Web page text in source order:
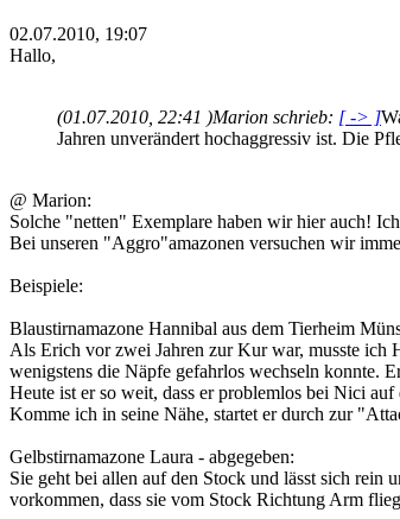
02.07.2010, 19:07
Hallo,
(01.07.2010, 22:41 )Marion schrieb: [ -> ]
Jahren unverändert hochaggressiv ist. Die
@ Marion:
Solche "netten" Exemplare haben wir hier auch!
Bei unseren "Aggro"amazonen versuchen wir
Beispiele:
Blaustirnamazone Hannibal aus dem Tierheim
Als Erich vor zwei Jahren zur Kur war, musste ich
wenigstens die Näpfe gefahrlos wechseln konnte.
Heute ist er so weit, dass er problemlos bei Nici
Komme ich in seine Nähe, startet er durch zur
Gelbstirnamazone Laura - abgegeben:
Sie geht bei allen auf den Stock und lässt sich rein
vorkommen, dass sie vom Stock Richtung Arm